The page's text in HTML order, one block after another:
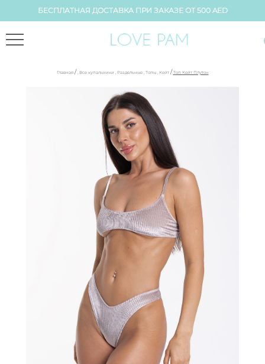
БЕСПЛАТНАЯ ДОСТАВКА ПРИ ЗАКАЗЕ ОТ 500 AED
Главная / , Все купальники , Раздельные, Топы, Кейт / Топ Кейт Плутон